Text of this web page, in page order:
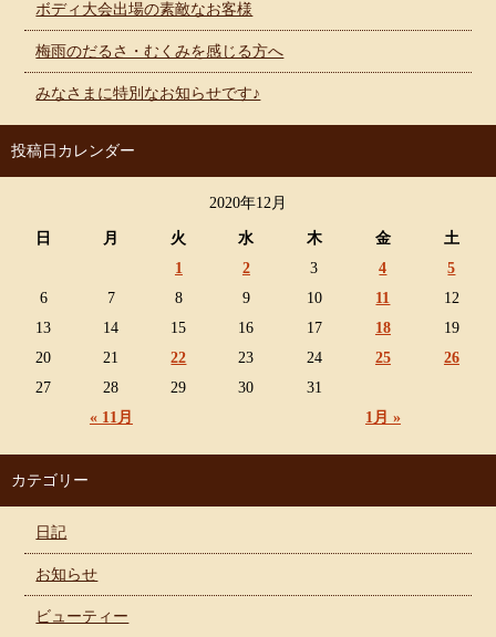
ボディ大会出場の素敵なお客様
梅雨のだるさ・むくみを感じる方へ
みなさまに特別なお知らせです♪
投稿日カレンダー
2020年12月
日 月 火 水 木 金 土
« 11月 1月 »
1 2 3 4
5
6
7 8 9 10 11
12
13
14 15 16 17 18
19
20
21 22 23 24 25
26
27
28 29 30 31
カテゴリー
日記
お知らせ
ビューティー